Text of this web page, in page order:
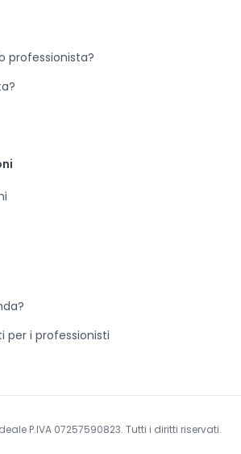
professionista?
per i professionisti
P.IVA 07257590823. Tutti i diritti riservati.